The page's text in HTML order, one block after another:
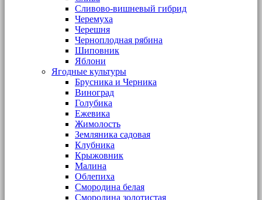
Сливово-вишневый гибрид
Черемуха
Черешня
Черноплодная рябина
Шиповник
Яблони
Ягодные культуры
Брусника и Черника
Виноград
Голубика
Ежевика
Жимолость
Земляника садовая
Клубника
Крыжовник
Малина
Облепиха
Смородина белая
Смородина золотистая